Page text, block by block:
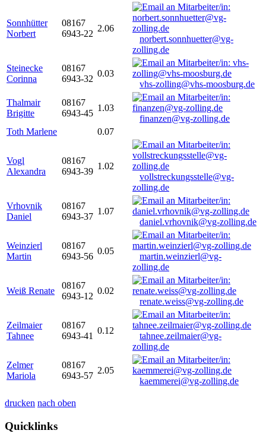
Sonnhütter
Norbert
08167
6943-22
2.06
norbert.sonnhuetter@vg-
zolling.de
Steinecke
Corinna
08167
6943-32
0.03
vhs-zolling@vhs-moosburg.de
Thalmair
Brigitte
08167
6943-45
1.03
finanzen@vg-zolling.de
Toth Marlene
0.07
Vogl
Alexandra
08167
6943-39
1.02
vollstreckungsstelle@vg-
zolling.de
Vrhovnik
Daniel
08167
6943-37
1.07
daniel.vrhovnik@vg-zolling.de
Weinzierl
Martin
08167
6943-56
0.05
martin.weinzierl@vg-
zolling.de
Weiß Renate
08167
6943-12
0.02
renate.weiss@vg-zolling.de
Zeilmaier
Tahnee
08167
6943-41
0.12
tahnee.zeilmaier@vg-
zolling.de
Zelmer
Mariola
08167
6943-57
2.05
kaemmerei@vg-zolling.de
drucken nach oben
Quicklinks